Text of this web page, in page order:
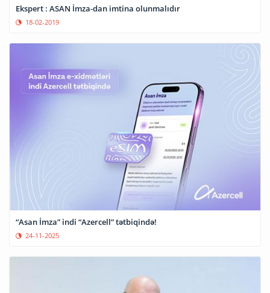
Ekspert : ASAN İmza-dan imtina olunmalıdır
18-02-2019
“Asan İmza” indi “Azercell” tətbiqində!
24-11-2025